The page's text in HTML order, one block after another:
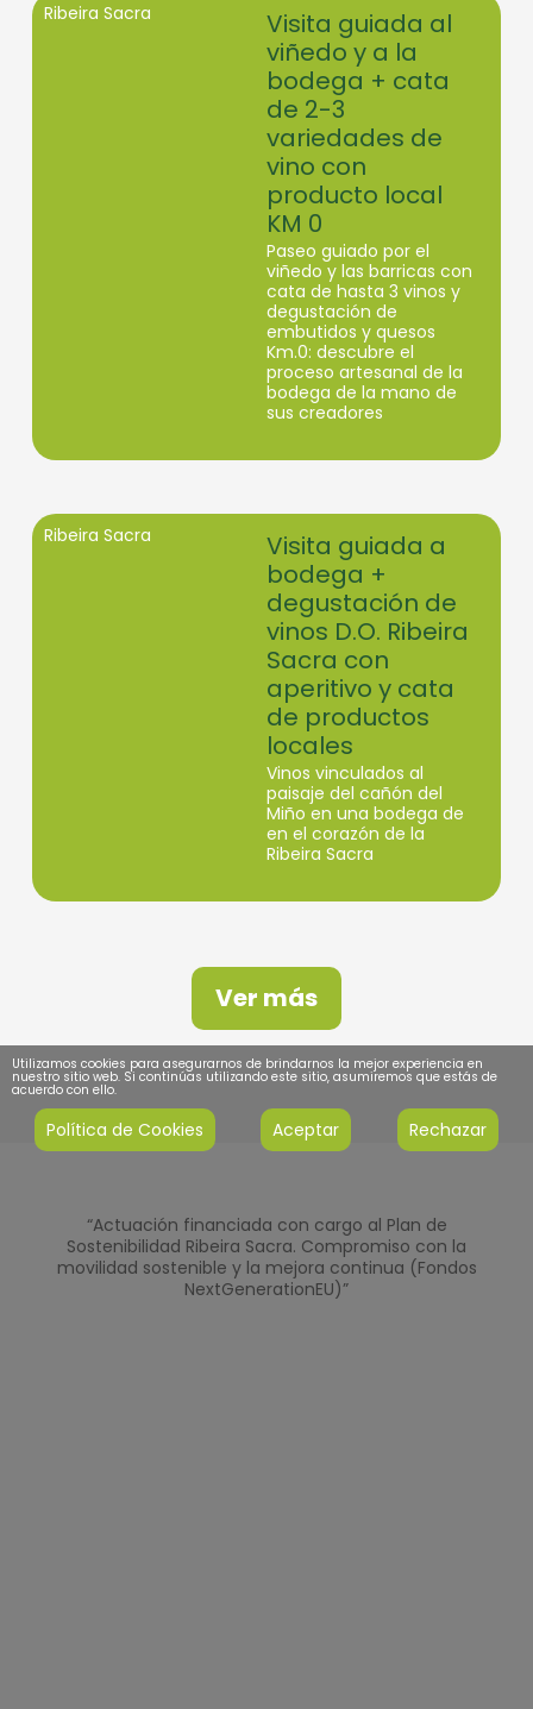
Ribeira Sacra
Visita guiada al
viñedo y a la
bodega + cata
de 2-3
variedades de
vino con
producto local
KM 0
Paseo guiado por el
viñedo y las barricas con
cata de hasta 3 vinos y
degustación de
embutidos y quesos
Km.0: descubre el
proceso artesanal de la
bodega de la mano de
sus creadores
Ribeira Sacra
Visita guiada a
bodega +
degustación de
vinos D.O. Ribeira
Sacra con
aperitivo y cata
de productos
locales
Vinos vinculados al
paisaje del cañón del
Miño en una bodega de
en el corazón de la
Ribeira Sacra
Ver más
“Actuación financiada con cargo al Plan de
Sostenibilidad Ribeira Sacra. Compromiso con la
movilidad sostenible y la mejora continua (Fondos
NextGenerationEU)”
Utilizamos cookies para asegurarnos de brindarnos la mejor experiencia en
nuestro sitio web. Si continúas utilizando este sitio, asumiremos que estás de
acuerdo con ello.
Política de Cookies Aceptar Rechazar